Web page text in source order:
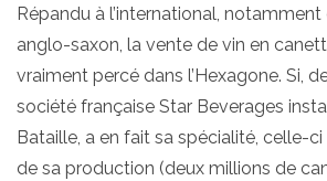
Répandu à l’international,
anglo-saxon, la vente de vin en
vraiment percé dans l’Hexagone. Si,
société française Star Beverages
Bataille, a en fait sa spécialité, celle-ci
de sa production (deux millions de